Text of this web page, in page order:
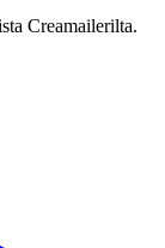
Creamailerilta.